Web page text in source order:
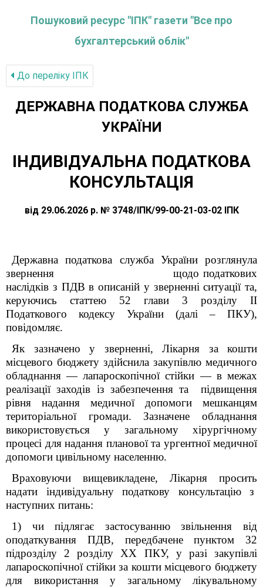
Пошуковий ресурс "ІПК" газети "Все про
бухгалтерський облік"
До переліку IПК
ДЕРЖАВНА ПОДАТКОВА СЛУЖБА
УКРАЇНИ
ІНДИВІДУАЛЬНА ПОДАТКОВА
КОНСУЛЬТАЦІЯ
від 29.06.2026 р. № 3748/ІПК/99-00-21-03-02 ІПК
Державна податкова служба України розглянула
звернення щодо податкових
наслідків з ПДВ в описаній у зверненні ситуації та,
керуючись статтею 52 глави 3 розділу ІІ
Податкового кодексу України (далі – ПКУ),
повідомляє.
Як зазначено у зверненні, Лікарня за кошти
місцевого бюджету здійснила закупівлю медичного
обладнання — лапароскопічної стійки — в межах
реалізації заходів із забезпечення та підвищення
рівня надання медичної допомоги мешканцям
територіальної громади. Зазначене обладнання
використовується у загальному хірургічному
процесі для надання планової та ургентної медичної
допомоги цивільному населенню.
Враховуючи вищевикладене, Лікарня просить
надати індивідуальну податкову консультацію з
наступних питань:
1) чи підлягає застосуванню звільнення від
оподаткування ПДВ, передбачене пунктом 32
підрозділу 2 розділу XX ПКУ, у разі закупівлі
лапароскопічної стійки за кошти місцевого бюджету
для використання у загальному лікувальному